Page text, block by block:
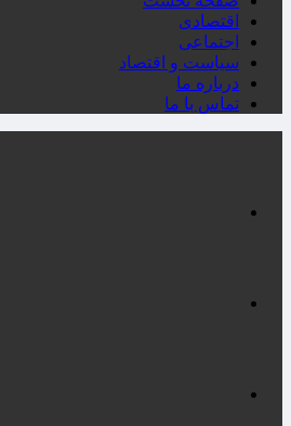
اقتصادی
اجتماعی
سیاست و اقتصاد
درباره ما
تماس با ما